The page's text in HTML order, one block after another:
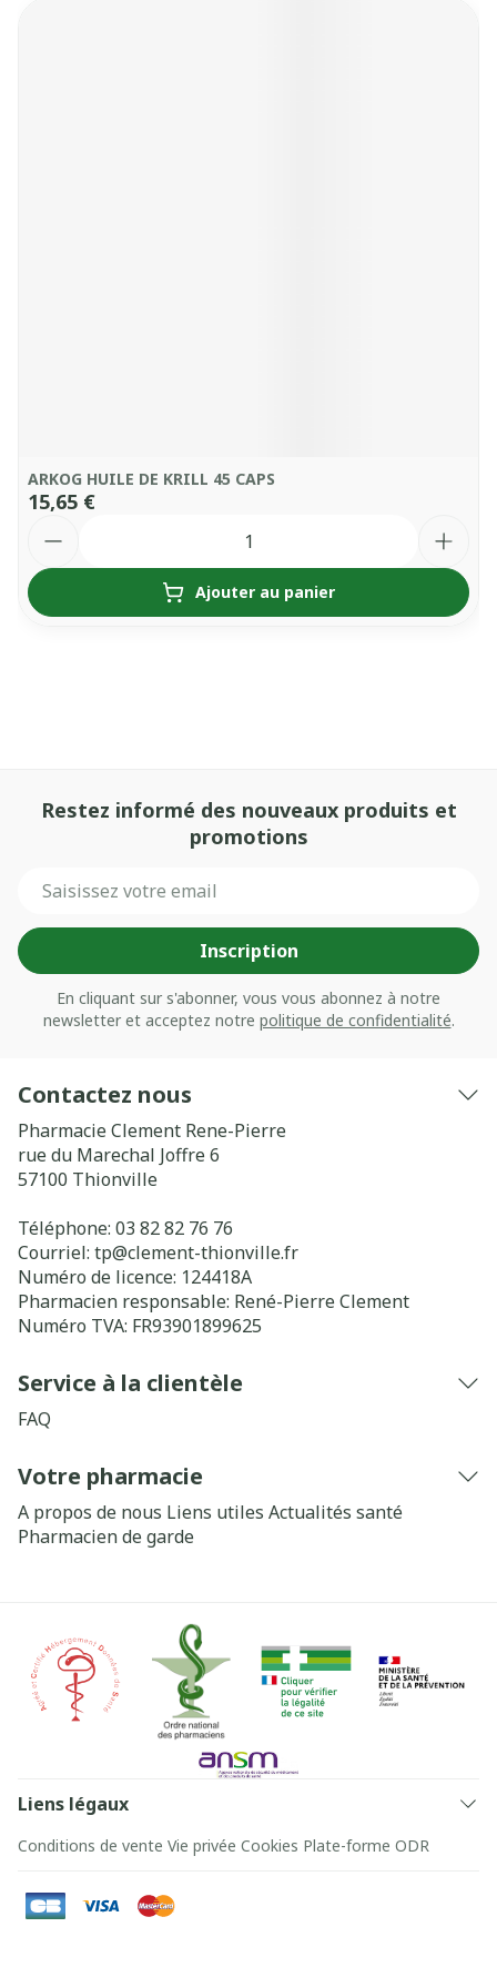
ARKOG HUILE DE KRILL 45 CAPS
15,65 €
Ajouter au panier
Restez informé des nouveaux produits et
promotions
Inscription
En cliquant sur s'abonner, vous vous abonnez à notre
newsletter et acceptez notre politique de confidentialité.
Contactez nous
Pharmacie Clement Rene-Pierre
rue du Marechal Joffre 6
57100 Thionville
Téléphone: 03 82 82 76 76
Courriel: tp@clement-thionville.fr
Numéro de licence: 124418A
Pharmacien responsable: René-Pierre Clement
Numéro TVA: FR93901899625
Service à la clientèle
FAQ
Votre pharmacie
A propos de nous Liens utiles Actualités santé
Pharmacien de garde
Liens légaux
Conditions de vente Vie privée Cookies Plate-forme ODR